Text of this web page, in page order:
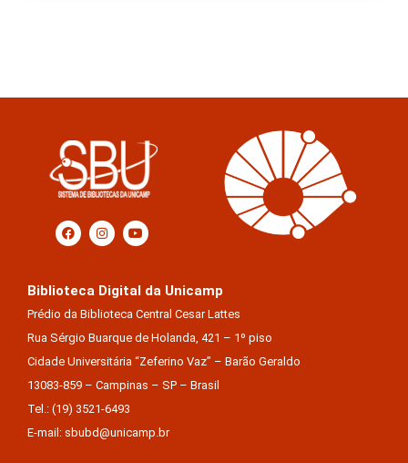
Biblioteca Digital da Unicamp
Prédio da Biblioteca Central Cesar Lattes
Rua Sérgio Buarque de Holanda, 421 – 1º piso
Cidade Universitária “Zeferino Vaz” – Barão Geraldo
13083-859 – Campinas – SP – Brasil
Tel.: (19) 3521-6493
E-mail: sbubd@unicamp.br